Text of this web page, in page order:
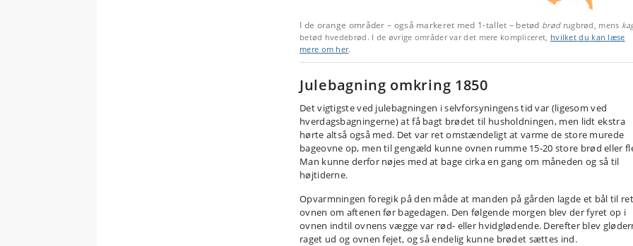
I de orange områder – også markeret med 1-tallet – betød brødrugbrød, mens
betød hvedebrød. I de øvrige områder var det mere kompliceret, hvilket du kan læse
mere om her.
Julebagning omkring 1850
Det vigtigste ved julebagningen i selvforsyningens tid var (ligesom ved
hverdagsbagningerne) at få bagt brødet til husholdningen, men lidt ekstra
hørte altså også med. Det var ret omstændeligt at varme de store murede
bageovne op, men til gengæld kunne ovnen rumme 15-20 store brød eller
Man kunne derfor nøjes med at bage cirka en gang om måneden og så til
højtiderne.
Opvarmningen foregik på den måde at manden på gården lagde et bål til
ovnen om aftenen før bagedagen. Den følgende morgen blev der fyret op i
ovnen indtil ovnens vægge var rød- eller hvidglødende. Derefter blev
raget ud og ovnen fejet, og så endelig kunne brødet sættes ind.